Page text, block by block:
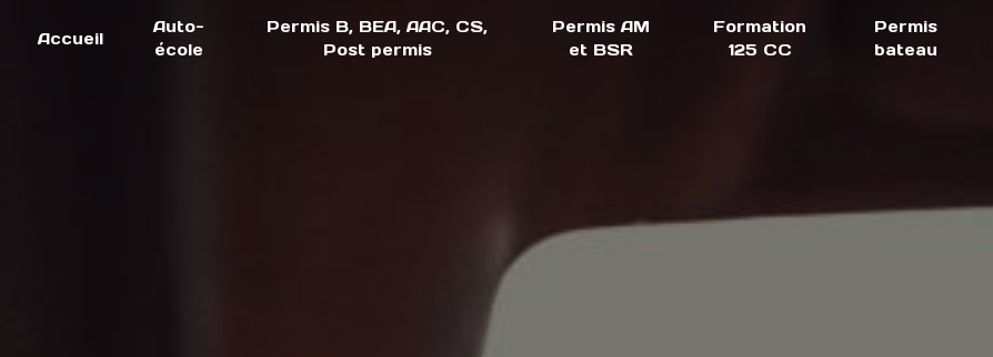
Accueil
Auto-
école
Permis B, BEA, AAC, CS,
Post permis
Permis AM
et BSR
Formation
125 CC
Permis
bateau